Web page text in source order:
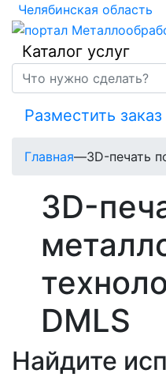
Челябинская область
Каталог услуг
Разместить заказ
Главная—3D-печать
3D-
DMLS
Найдите